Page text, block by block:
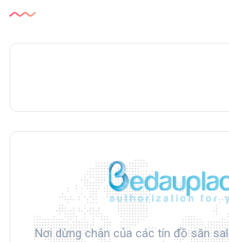
Nơi dừng chân của các tín đồ săn